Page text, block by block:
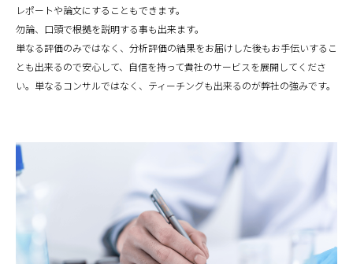
レポートや論文にすることもできます。
勿論、口頭で根拠を説明する事も出来ます。
単なる評価のみではなく、分析評価の結果をお届けした後もお手伝いするこ
とも出来るので安心して、自信を持って貴社のサービスを展開してくださ
い。単なるコンサルではなく、ティーチングも出来るのが弊社の強みです。